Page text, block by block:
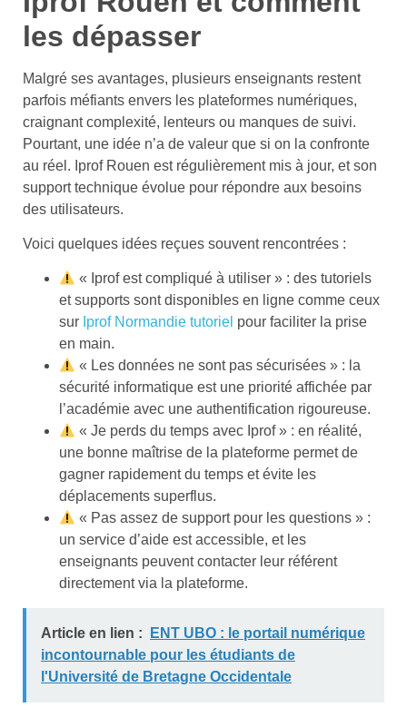
les dépasser
Malgré ses avantages, plusieurs enseignants restent
parfois méfiants envers les plateformes numériques,
craignant complexité, lenteurs ou manques de suivi.
Pourtant, une idée n’a de valeur que si on la confronte
au réel. Iprof Rouen est régulièrement mis à jour, et son
support technique évolue pour répondre aux besoins
des utilisateurs.
Voici quelques idées reçues souvent rencontrées :
« Iprof est compliqué à utiliser » : des tutoriels
et supports sont disponibles en ligne comme ceux
sur Iprof Normandie tutoriel pour faciliter la prise
en main.
« Les données ne sont pas sécurisées » : la
sécurité informatique est une priorité affichée par
l’académie avec une authentification rigoureuse.
« Je perds du temps avec Iprof » : en réalité,
une bonne maîtrise de la plateforme permet de
gagner rapidement du temps et évite les
déplacements superflus.
« Pas assez de support pour les questions » :
un service d’aide est accessible, et les
enseignants peuvent contacter leur référent
directement via la plateforme.
Article en lien :
ENT UBO : le portail numérique
incontournable pour les étudiants de
l'Université de Bretagne Occidentale